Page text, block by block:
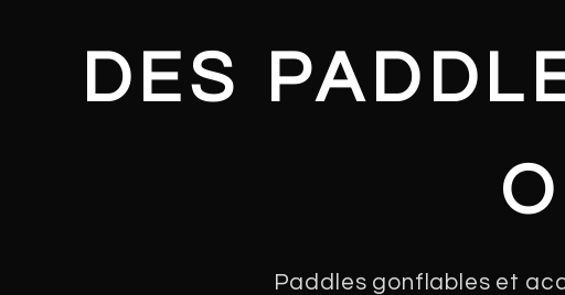
DES
Paddles gonflables et